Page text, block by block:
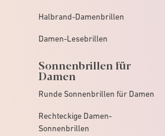
Halbrand-Damenbrillen
Damen-Lesebrillen
Sonnenbrillen für
Damen
Runde Sonnenbrillen für Damen
Rechteckige Damen-
Sonnenbrillen